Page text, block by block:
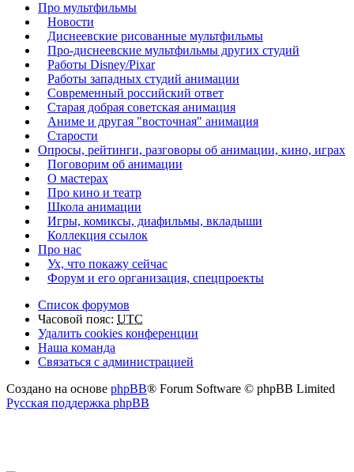
Про мультфильмы
Новости
Диснеевские рисованные мультфильмы
Про-диснеевские мультфильмы других студий
Работы Disney/Pixar
Работы западных студий анимации
Современный российский ответ
Старая добрая советская анимация
Аниме и другая "восточная" анимация
Старости
Опросы, рейтинги, разговоры об анимации, кино, играх
Поговорим об анимации
О мастерах
Про кино и театр
Школа анимации
Игры, комиксы, диафильмы, вкладыши
Коллекция ссылок
Про нас
Ух, что покажу сейчас
Форум и его организация, спецпроекты
Список форумов
Часовой пояс: UTC
Удалить cookies конференции
Наша команда
Связаться с администрацией
Создано на основе phpBB® Forum Software © phpBB Limited
Русская поддержка phpBB